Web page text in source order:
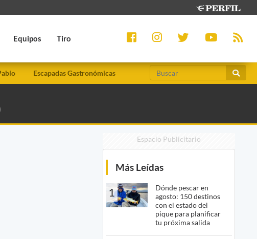
Equipos Tiro
Escapadas Gastronómicas
Espacio Publicitario
Más Leídas
1
Dónde pescar en
agosto: 150 destinos
con el estado del
pique para planificar
tu próxima salida